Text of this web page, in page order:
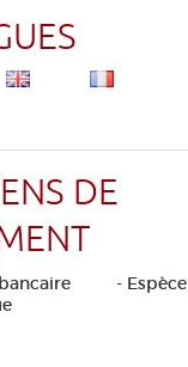
DE
- Espèce